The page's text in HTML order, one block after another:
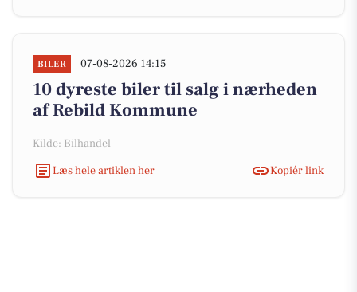
BILER 07-08-2026 14:15
10 dyreste biler til salg i nærheden
af Rebild Kommune
Kilde: Bilhandel
Læs hele artiklen her
Kopiér link